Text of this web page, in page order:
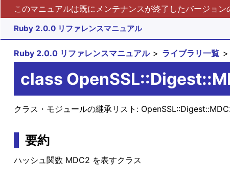
このマニュアルは既にメンテナンスが終了したバージョ
Ruby 2.0.0 リファレンスマニュアル
Ruby 2.0.0 リファレンスマニュアル ライブラリ一覧
class
クラス・モジュールの継承リスト:
要約
ハッシュ関数 MDC2 を表すクラス